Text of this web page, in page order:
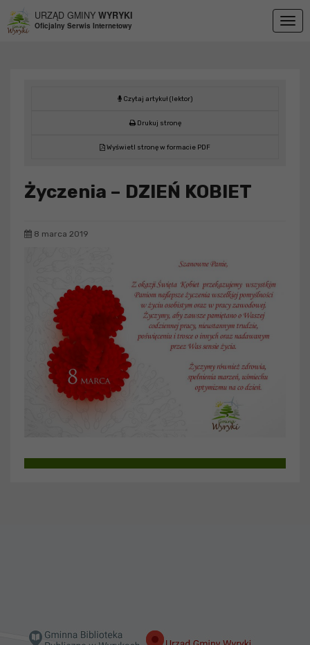
URZĄD GMINY WYRYKI
Oficjalny Serwis Internetowy
Czytaj artykuł (lektor)
Drukuj stronę
Wyświetl stronę w formacie PDF
Życzenia – DZIEŃ KOBIET
8 marca 2019